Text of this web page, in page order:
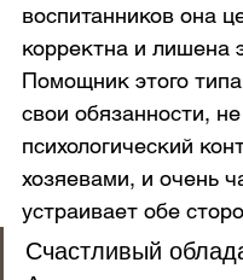
воспитанников она
корректна и лишена
Помощник этого
свои обязанности,
психологический
хозяевами, и очень
устраивает обе
Счастливый